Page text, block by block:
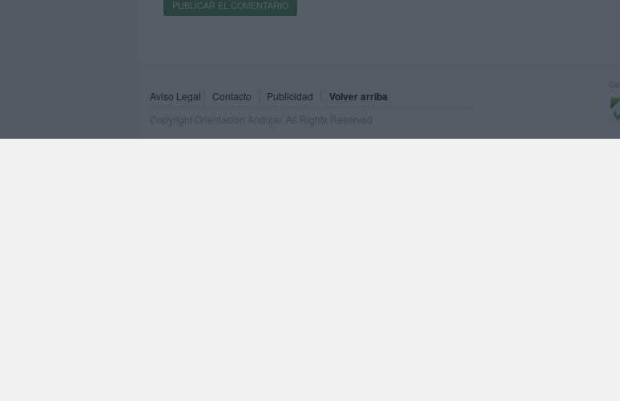
Aviso Legal Contacto Publicidad Volver arriba